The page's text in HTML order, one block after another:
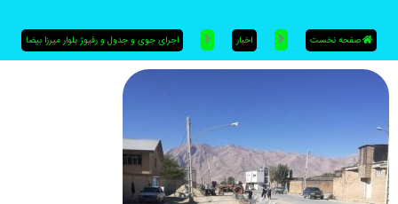
صفحه نخست اخبار اجرای جوی و جدول و رفیوژ بلوار میرزا بیضا